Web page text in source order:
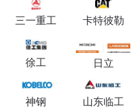
三一重工 卡特彼勒
徐工 日立
神钢 山东临工